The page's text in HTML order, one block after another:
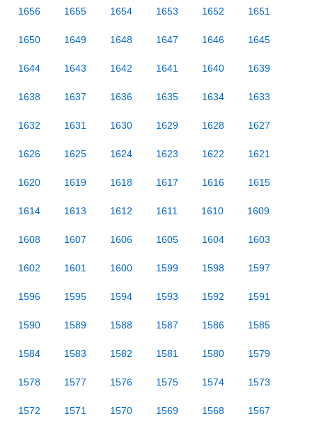
1656 1655 1654 1653 1652 1651
1650 1649 1648 1647 1646 1645
1644 1643 1642 1641 1640 1639
1638 1637 1636 1635 1634 1633
1632 1631 1630 1629 1628 1627
1626 1625 1624 1623 1622 1621
1620 1619 1618 1617 1616 1615
1614 1613 1612 1611 1610 1609
1608 1607 1606 1605 1604 1603
1602 1601 1600 1599 1598 1597
1596 1595 1594 1593 1592 1591
1590 1589 1588 1587 1586 1585
1584 1583 1582 1581 1580 1579
1578 1577 1576 1575 1574 1573
1572 1571 1570 1569 1568 1567